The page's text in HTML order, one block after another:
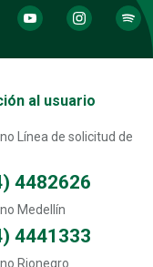
footeral usuario
Línea de solicitud de
4482626
Medellín
4441333
Rionegro